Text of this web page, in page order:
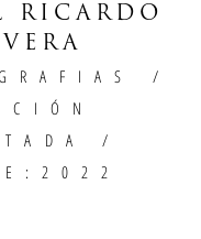
RICARDO
/
/